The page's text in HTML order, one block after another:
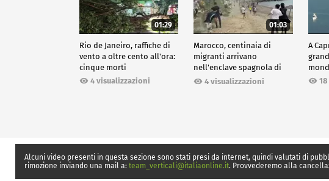
01:29
Rio de Janeiro, raffiche di
vento a oltre cento all'ora:
cinque morti
4 visualizzazioni
01:03
Marocco, centinaia di
migranti arrivano
nell'enclave spagnola di
Ceuta4 visualizzazioni
A
Alcuni video presenti in questa sezione sono stati presi da internet, quindi valutati di
rimozione inviando una mail a: team_verticali@italiaonline.it. Provvederemo alla